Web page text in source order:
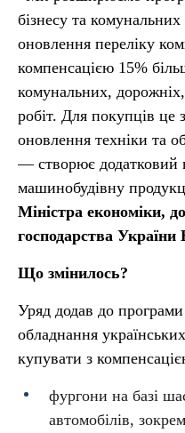
бізнесу та
оновлення переліку
компенсацією 15%
комунальних,
робіт. Для покупців це
оновлення техніки та
— створює додатковий
машинобудівну
Міністра економіки,
господарства України
Що змінилось?
Уряд додав до
обладнання
купувати з
фургони на базі
автомобілів,